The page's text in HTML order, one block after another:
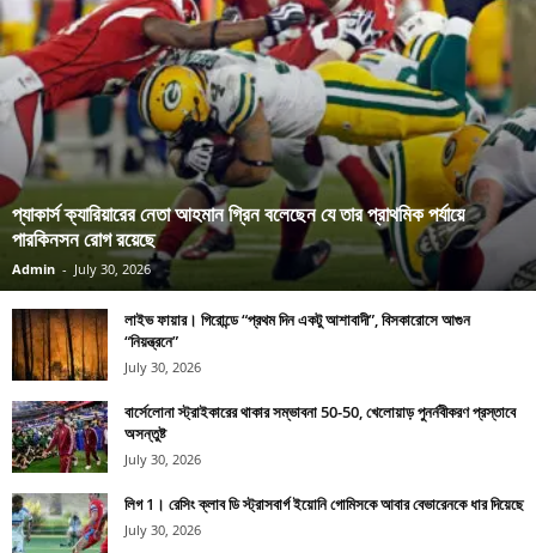
প্যাকার্স ক্যারিয়ারের নেতা আহমান গ্রিন বলেছেন যে তার প্রাথমিক পর্যায়ে
পারকিনসন রোগ রয়েছে
Admin - July 30, 2026
লাইভ ফায়ার। গিরোন্ডে “প্রথম দিন একটু আশাবাদী”, বিসকারোসে আগুন
“নিয়ন্ত্রনে”
July 30, 2026
বার্সেলোনা স্ট্রাইকারের থাকার সম্ভাবনা 50-50, খেলোয়াড় পুনর্নবীকরণ প্রস্তাবে
অসন্তুষ্ট
July 30, 2026
লিগ 1। রেসিং ক্লাব ডি স্ট্রাসবার্গ ইয়োনি গোমিসকে আবার বেভারেনকে ধার দিয়েছে
July 30, 2026